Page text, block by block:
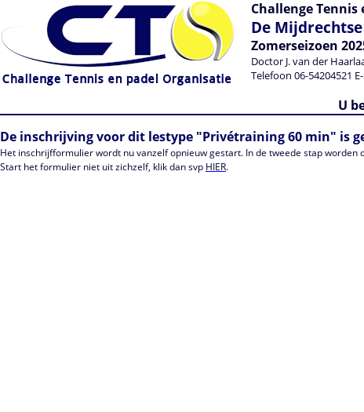
Challenge
De
Zomerseizoen
Doctor J. van der
Telefoon 06-54204521
U
De inschrijving voor dit lestype "Privétraining 60 min" is
Het inschrijfformulier wordt nu vanzelf opnieuw gestart. In de tweede stap
Start het formulier niet uit zichzelf, klik dan svp HIER.